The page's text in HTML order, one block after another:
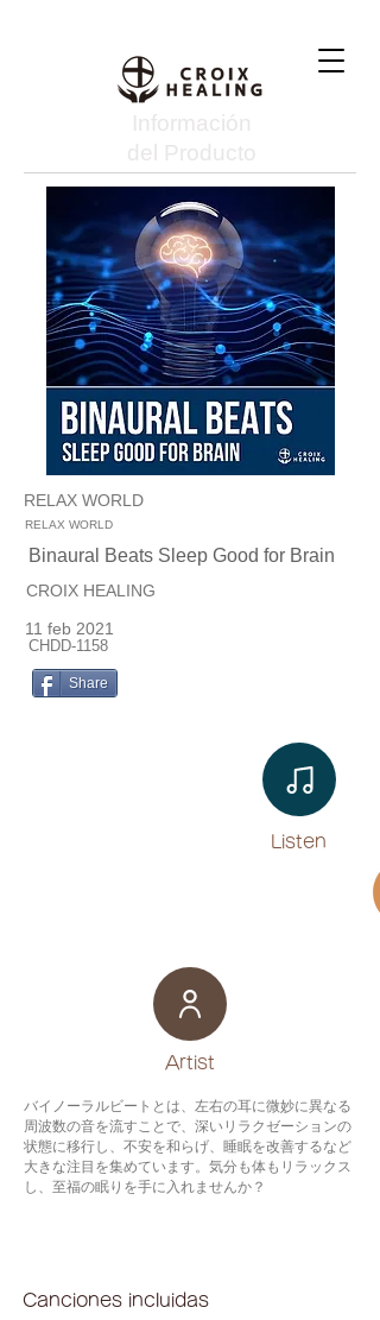
Información
del Producto
RELAX WORLD
RELAX WORLD
Binaural Beats Sleep Good for Brain
CROIX HEALING
11 feb 2021
CHDD-1158
Share
Listen​
​Artist
バイノーラルビートとは、左右の耳に微妙に異なる
周波数の音を流すことで、深いリラクゼーションの
状態に移行し、不安を和らげ、睡眠を改善するなど
大きな注目を集めています。気分も体もリラックス
し、至福の眠りを手に入れませんか？
Canciones incluidas